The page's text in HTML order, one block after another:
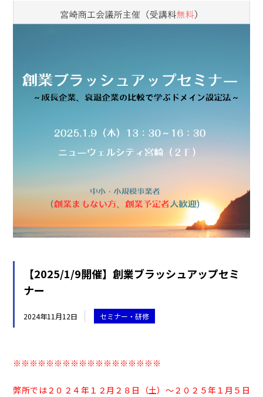
【2025/1/9開催】創業ブラッシュアップセミ
ナー
2024年11月12日 セミナー・研修
※※※※※※※※※※※※※※※※※※
弊所では２０２４年１２月２８日（土）～２０２５年１月５日